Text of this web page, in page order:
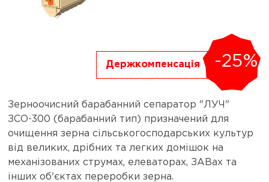
Держкомпенсація -25%
Зерноочисний барабанний сепаратор "ЛУЧ"
ЗСО-300 (барабанний тип) призначений для
очищення зерна сільськогосподарських культур
від великих, дрібних та легких домішок на
механізованих струмах, елеваторах, ЗАВах та
інших об'єктах переробки зерна.